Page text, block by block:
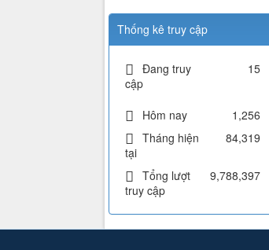
Thống kê truy cập
Đang truy
cập
15
Hôm nay
1,256
Tháng hiện
tại
84,319
Tổng lượt
truy cập
9,788,397